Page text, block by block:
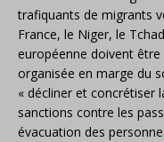
trafiquants de migrants
France, le Niger, le
européenne doivent
organisée en marge du
« décliner et concrétiser
sanctions contre les
évacuation des